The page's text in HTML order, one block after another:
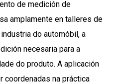
de medición de
amplamente en talleres de
do automóbil, a
necesaria para a
do produto. A aplicación
coordenadas na práctica